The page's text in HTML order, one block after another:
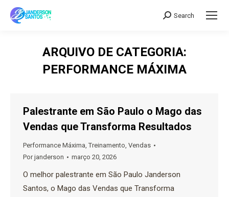
Search:
Search
ARQUIVO DE CATEGORIA:
PERFORMANCE MÁXIMA
Palestrante em São Paulo o Mago das
Vendas que Transforma Resultados
Performance Máxima,Treinamento, Vendas
Porjanderson março 20, 2026
O melhor palestrante em São Paulo Janderson
Santos, o Mago das Vendas que Transforma